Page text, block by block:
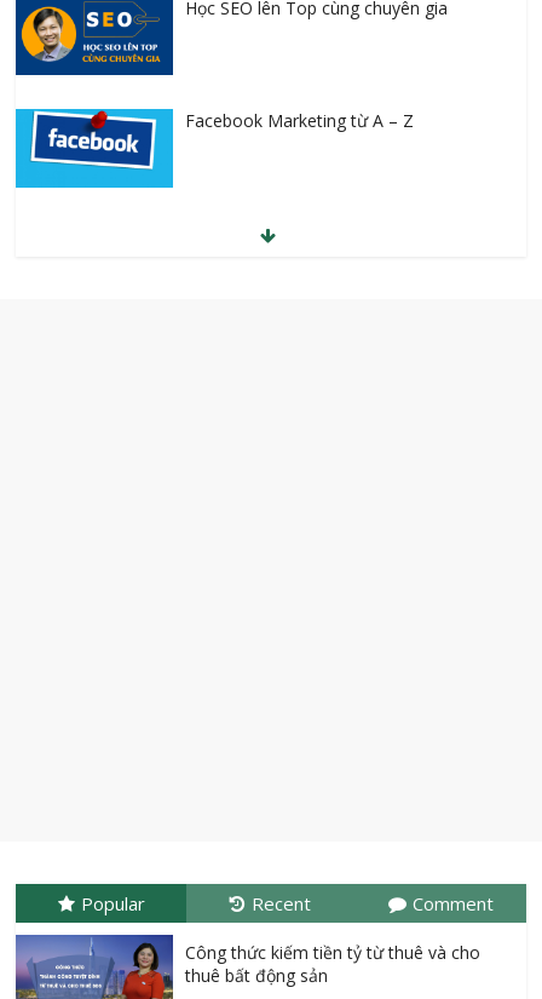
Facebook Marketing từ A – Z
Anh văn giao tiếp cho người hoàn toàn
30 Tuyệt chiêu gia tăng doanh số ngay
Popular Recent Comment
Công thức kiếm tiền tỷ từ thuê và cho
thuê bất động sản